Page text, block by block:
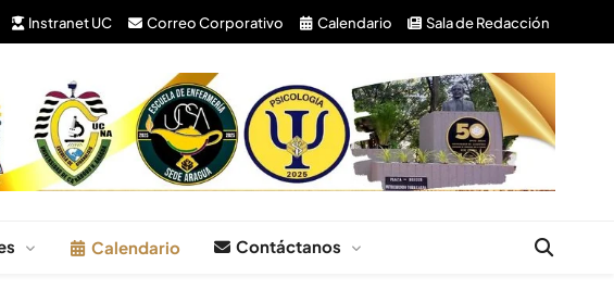
Instranet UC Correo Corporativo Calendario Sala de Redacción
Calendario Contáctanos